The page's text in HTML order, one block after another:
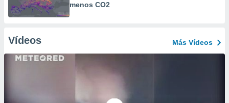
menos CO2
Vídeos Más Vídeos